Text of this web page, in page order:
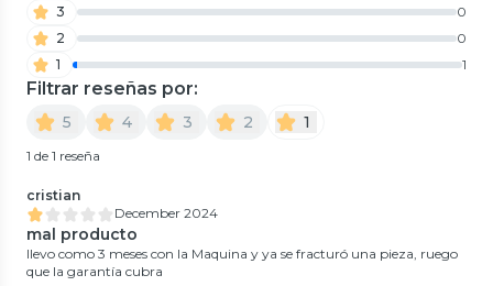
3
0
2
0
1
1
Filtrar reseñas por:
5 4 3 2 1
1 de 1 reseña
cristian
December 2024
mal producto
llevo como 3 meses con la Maquina y ya se fracturó una pieza, ruego
que la garantía cubra